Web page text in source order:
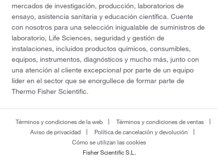
mercados de investigación, producción, laboratorios de
ensayo, asistencia sanitaria y educación científica. Cuente
con nosotros para una selección inigualable de suministros de
laboratorio, Life Sciences, seguridad y gestión de
instalaciones, incluidos productos químicos, consumibles,
equipos, instrumentos, diagnósticos y mucho más, junto con
una atención al cliente excepcional por parte de un equipo
líder en el sector que se enorgullece de formar parte de
Thermo Fisher Scientific.
Términos y condiciones de la web
Términos y condiciones de ventas
Aviso de privacidad
Política de cancelación y devolución
Cómo se utilizan las cookies
Fisher Scientific S.L.